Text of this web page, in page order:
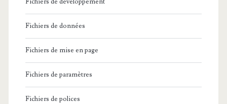
Fichiers de développement
Fichiers de données
Fichiers de mise en page
Fichiers de paramètres
Fichiers de polices